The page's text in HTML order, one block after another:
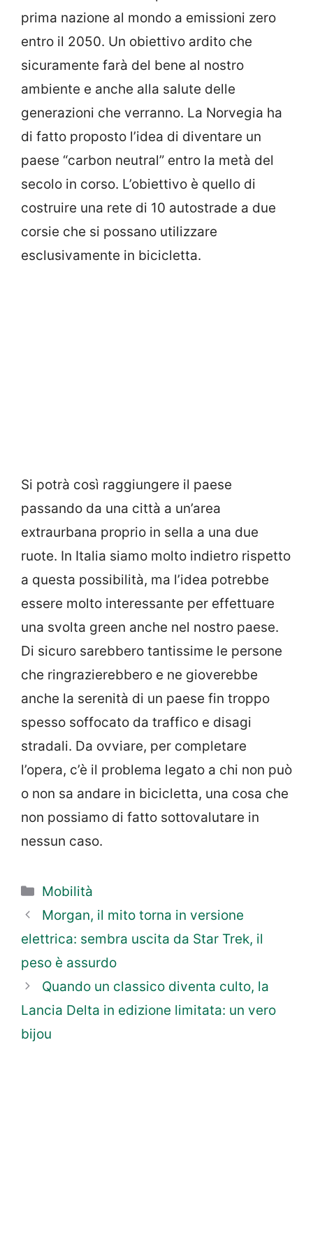
prima nazione al mondo a emissioni zero
entro il 2050. Un obiettivo ardito che
sicuramente farà del bene al nostro
ambiente e anche alla salute delle
generazioni che verranno. La Norvegia ha
di fatto proposto l’idea di diventare un
paese “carbon neutral” entro la metà del
secolo in corso. L’obiettivo è quello di
costruire una rete di 10 autostrade a due
corsie che si possano utilizzare
esclusivamente in bicicletta.
Si potrà così raggiungere il paese
passando da una città a un’area
extraurbana proprio in sella a una due
ruote. In Italia siamo molto indietro rispetto
a questa possibilità, ma l’idea potrebbe
essere molto interessante per effettuare
una svolta green anche nel nostro paese.
Di sicuro sarebbero tantissime le persone
che ringrazierebbero e ne gioverebbe
anche la serenità di un paese fin troppo
spesso soffocato da traffico e disagi
stradali. Da ovviare, per completare
l’opera, c’è il problema legato a chi non può
o non sa andare in bicicletta, una cosa che
non possiamo di fatto sottovalutare in
nessun caso.
Categorie
Mobilità
Morgan, il mito torna in versione
elettrica: sembra uscita da Star Trek, il
peso è assurdo
Quando un classico diventa culto, la
Lancia Delta in edizione limitata: un vero
bijou